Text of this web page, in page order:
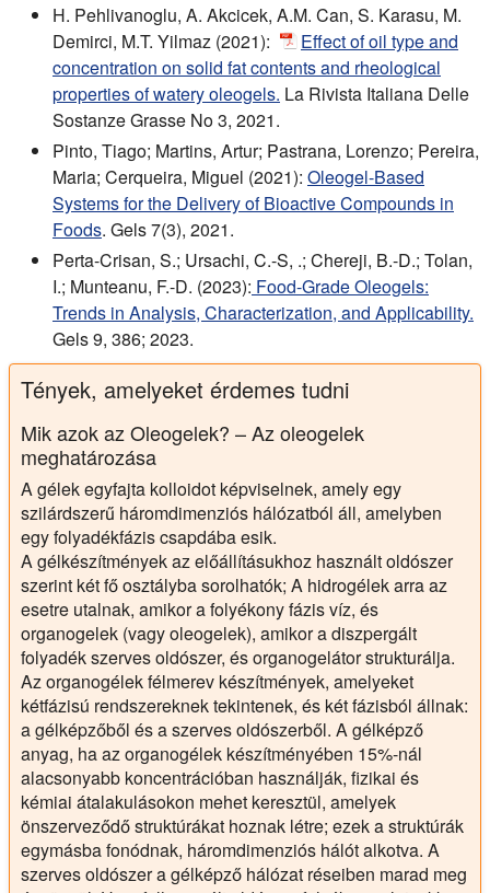
H. Pehlivanoglu, A. Akcicek, A.M. Can, S. Karasu, M.
Demirci, M.T. Yilmaz (2021):
Effect of oil type and
concentration on solid fat contents and rheological
properties of watery oleogels. La Rivista Italiana Delle
Sostanze Grasse No 3, 2021.
Pinto, Tiago; Martins, Artur; Pastrana, Lorenzo; Pereira,
Maria; Cerqueira, Miguel (2021): Oleogel-Based
Systems for the Delivery of Bioactive Compounds in
Foods. Gels 7(3), 2021.
Perta-Crisan, S.; Ursachi, C.-S, .; Chereji, B.-D.; Tolan,
I.; Munteanu, F.-D. (2023): Food-Grade Oleogels:
Trends in Analysis, Characterization, and Applicability.
Gels 9, 386; 2023.
Tények, amelyeket érdemes tudni
Mik azok az Oleogelek? – Az oleogelek
meghatározása
A gélek egyfajta kolloidot képviselnek, amely egy
szilárdszerű háromdimenziós hálózatból áll, amelyben
egy folyadékfázis csapdába esik.
A gélkészítmények az előállításukhoz használt oldószer
szerint két fő osztályba sorolhatók; A hidrogélek arra az
esetre utalnak, amikor a folyékony fázis víz, és
organogelek (vagy oleogelek), amikor a diszpergált
folyadék szerves oldószer, és organogelátor strukturálja.
Az organogélek félmerev készítmények, amelyeket
kétfázisú rendszereknek tekintenek, és két fázisból állnak:
a gélképzőből és a szerves oldószerből. A gélképző
anyag, ha az organogélek készítményében 15%-nál
alacsonyabb koncentrációban használják, fizikai és
kémiai átalakulásokon mehet keresztül, amelyek
önszerveződő struktúrákat hoznak létre; ezek a struktúrák
egymásba fonódnak, háromdimenziós hálót alkotva. A
szerves oldószer a gélképző hálózat réseiben marad meg